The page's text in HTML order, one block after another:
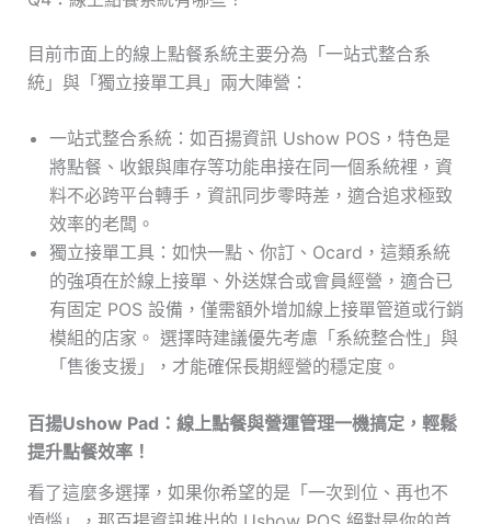
目前市面上的線上點餐系統主要分為「一站式整合系
統」與「獨立接單工具」兩大陣營：
一站式整合系統：如百揚資訊 Ushow POS，特色是
將點餐、收銀與庫存等功能串接在同一個系統裡，資
料不必跨平台轉手，資訊同步零時差，適合追求極致
效率的老闆。
獨立接單工具：如快一點、你訂、Ocard，這類系統
的強項在於線上接單、外送媒合或會員經營，適合已
有固定 POS 設備，僅需額外增加線上接單管道或行銷
模組的店家。 選擇時建議優先考慮「系統整合性」與
「售後支援」，才能確保長期經營的穩定度。
百揚Ushow Pad：線上點餐與營運管理一機搞定，輕鬆
提升點餐效率！
看了這麼多選擇，如果你希望的是「一次到位、再也不